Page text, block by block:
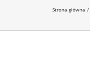
Strona główna